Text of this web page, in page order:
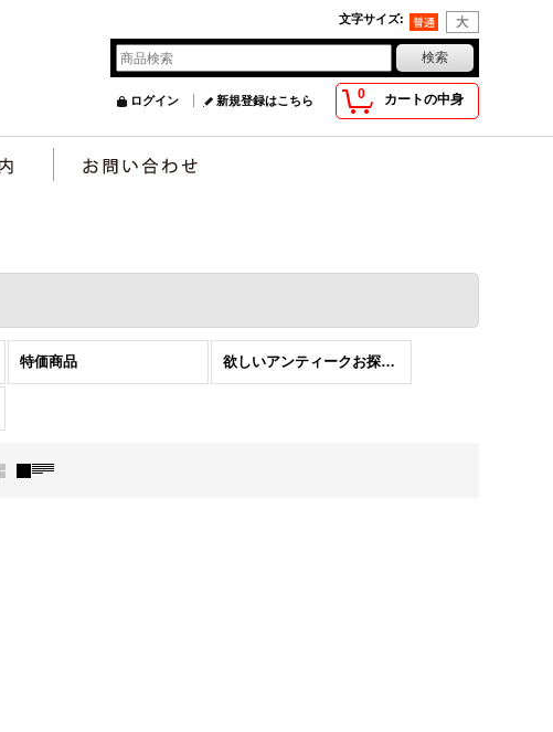
文字サイズ:
0 カートの中身
ログイン 新規登録はこちら
特価商品 欲しいアンティークお探しします